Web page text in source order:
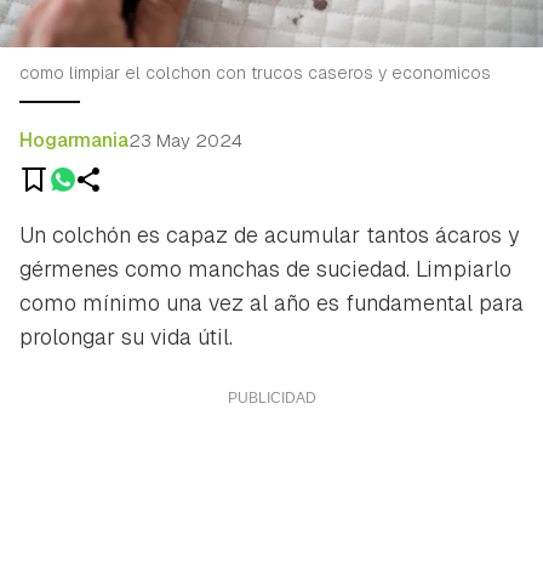
como limpiar el colchon con trucos caseros y economicos
Hogarmania23 May 2024
Un colchón es capaz de acumular tantos ácaros y
gérmenes como manchas de suciedad. Limpiarlo
como mínimo una vez al año es fundamental para
prolongar su vida útil.